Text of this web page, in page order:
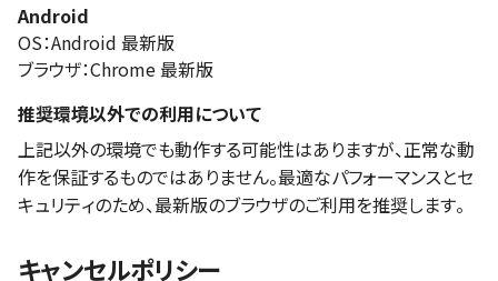
Android
OS：Android 最新版
ブラウザ：Chrome 最新版
推奨環境以外での利用について
上記以外の環境でも動作する可能性はありますが、正常な動
作を保証するものではありません。最適なパフォーマンスとセ
キュリティのため、最新版のブラウザのご利用を推奨します。
キャンセルポリシー